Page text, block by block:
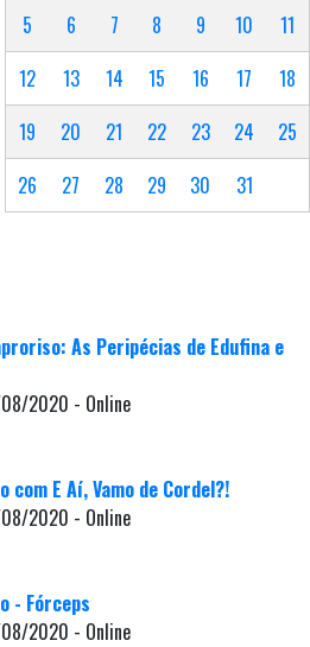
5
6 7 8 9 10
11
12
13 14 15 16 17
18
19
20 21 22 23 24
25
26
27 28 29 30 31
As Peripécias de Edufina e
2020 - Online
com E Aí, Vamo de Cordel?!
2020 - Online
- Fórceps
2020 - Online